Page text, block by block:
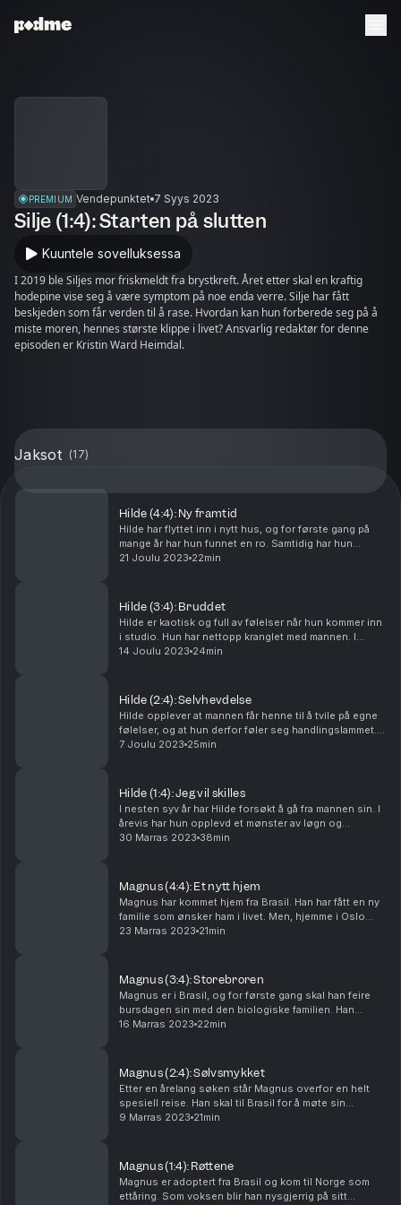
PREMIUM Vendepunktet 7 Syys 2023
Silje (1:4): Starten på slutten
Kuuntele sovelluksessa
I 2019 ble Siljes mor friskmeldt fra brystkreft. Året etter skal en kraftig
hodepine vise seg å være symptom på noe enda verre. Silje har fått
beskjeden som får verden til å rase. Hvordan kan hun forberede seg på å
miste moren, hennes største klippe i livet? Ansvarlig redaktør for denne
episoden er Kristin Ward Heimdal.
Jaksot (17)
Hilde (4:4): Ny framtid
Hilde har flyttet inn i nytt hus, og for første gang på
mange år har hun funnet en ro. Samtidig har hun
fortsatt ikke hatt den avsluttende samtalen med
21 Joulu 2023 22min
Hilde (3:4): Bruddet
Hilde er kaotisk og full av følelser når hun kommer inn
i studio. Hun har nettopp kranglet med mannen. I
samtalen med Catrin går det opp for Hilde at hun under
14 Joulu 2023 24min
Hilde (2:4): Selvhevdelse
Hilde opplever at mannen får henne til å tvile på egne
følelser, og at hun derfor føler seg handlingslammet.
Når hun innser at disse mønstrene stammer fra
7 Joulu 2023 25min
Hilde (1:4): Jeg vil skilles
I nesten syv år har Hilde forsøkt å gå fra mannen sin. I
årevis har hun opplevd et mønster av løgn og
utroskap. Likevel klarer hun ikke å ta det siste,
30 Marras 2023 38min
Magnus (4:4): Et nytt hjem
Magnus har kommet hjem fra Brasil. Han har fått en ny
familie som ønsker ham i livet. Men, hjemme i Oslo
sitter han med en tomhetsfølelse og en følelse av å
23 Marras 2023 21min
Magnus (3:4): Storebroren
Magnus er i Brasil, og for første gang skal han feire
bursdagen sin med den biologiske familien. Han
kommer stadig nærmere flere av dem, men ønsker å se
16 Marras 2023 22min
Magnus (2:4): Sølvsmykket
Etter en årelang søken står Magnus overfor en helt
spesiell reise. Han skal til Brasil for å møte sin
biologiske familie. Hvordan blir det å stå ansikt til
9 Marras 2023 21min
Magnus (1:4): Røttene
Magnus er adoptert fra Brasil og kom til Norge som
ettåring. Som voksen blir han nysgjerrig på sitt